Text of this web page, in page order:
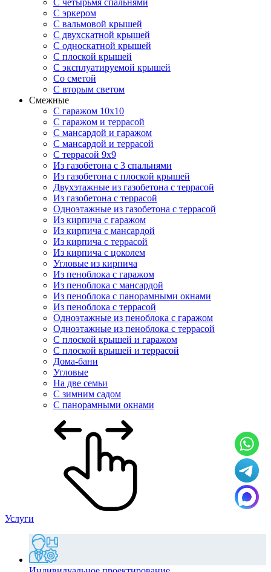
С четырьмя спальнями
С эркером
С вальмовой крышей
С двухскатной крышей
С односкатной крышей
С плоской крышей
С эксплуатируемой крышей
Со сметой
С вторым светом
Смежные
С гаражом 10х10
С гаражом и террасой
С мансардой и гаражом
С мансардой и террасой
С террасой 9х9
Из газобетона с 3 спальнями
Из газобетона с плоской крышей
Двухэтажные из газобетона с террасой
Из газобетона с террасой
Одноэтажные из газобетона с террасой
Из кирпича с гаражом
Из кирпича с мансардой
Из кирпича с террасой
Из кирпича с цоколем
Угловые из кирпича
Из пеноблока с гаражом
Из пеноблока с мансардой
Из пеноблока с панорамными окнами
Из пеноблока с террасой
Одноэтажные из пеноблока с гаражом
Одноэтажные из пеноблока с террасой
С плоской крышей и гаражом
С плоской крышей и террасой
Дома-бани
Угловые
На две семьи
С зимним садом
С панорамными окнами
Услуги